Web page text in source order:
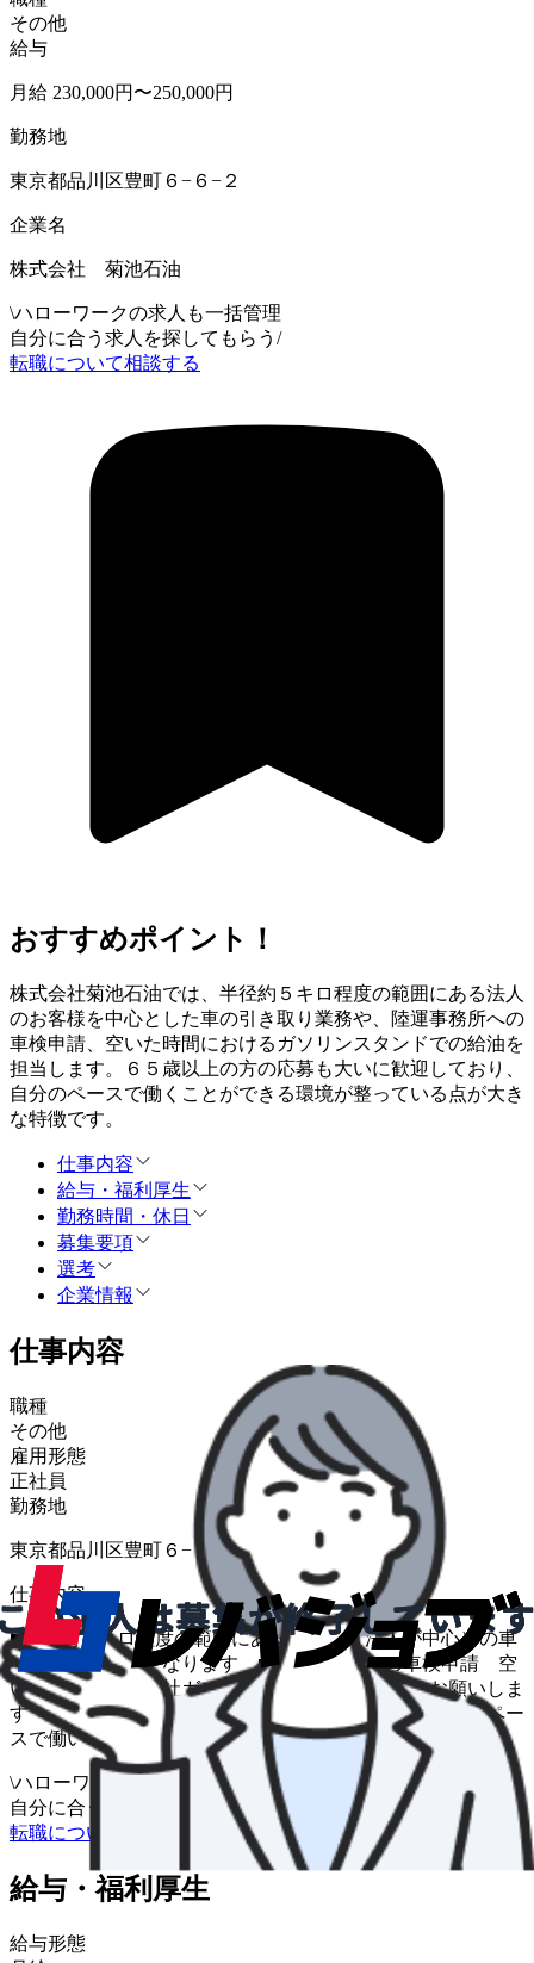
その他
給与
月給 230,000円〜250,000円
勤務地
東京都品川区豊町６−６−２
企業名
株式会社 菊池石油
\ハローワークの求人も一括管理
自分に合う求人を探してもらう /
転職について相談する
おすすめポイント！
株式会社菊池石油では、半径約５キロ程度の範囲にある法人
のお客様を中心とした車の引き取り業務や、陸運事務所への
車検申請、空いた時間におけるガソリンスタンドでの給油を
担当します。６５歳以上の方の応募も大いに歓迎しており、
自分のペースで働くことができる環境が整っている点が大き
な特徴です。
仕事内容
給与・福利厚生
勤務時間・休日
募集要項
選考
企業情報
仕事内容
職種
その他
雇用形態
正社員
勤務地
東京都品川区豊町６−６−２
仕事内容
■半径約５キロ程度の範囲にあるお客様（法人が中心）の車
の引き取り業務となります ■陸運事務所への車検申請 空
いた時間などは弊社ガソリンスタンドでの給油もお願いしま
す ＊６５歳以上の方も大いに歓迎します 自分のペー
スで働いてみませんか？ 変更範囲：変更なし
\ハローワークの求人も一括管理
自分に合う求人を探してもらう/
転職について相談する
給与・福利厚生
給与形態